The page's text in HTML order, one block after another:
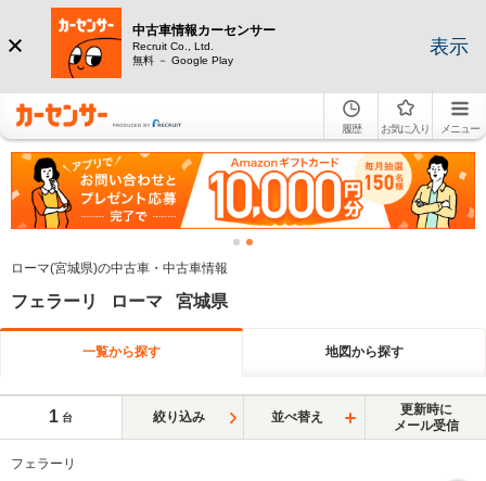
中古車情報カーセンサー
Recruit Co., Ltd.
無料 － Google Play
表示
履歴 お気に入り メニュー
ローマ(宮城県)の中古車・中古車情報
フェラーリ ローマ 宮城県
一覧から探す 地図から探す
1 台 絞り込み 並べ替え
更新時に
メール受信
フェラーリ